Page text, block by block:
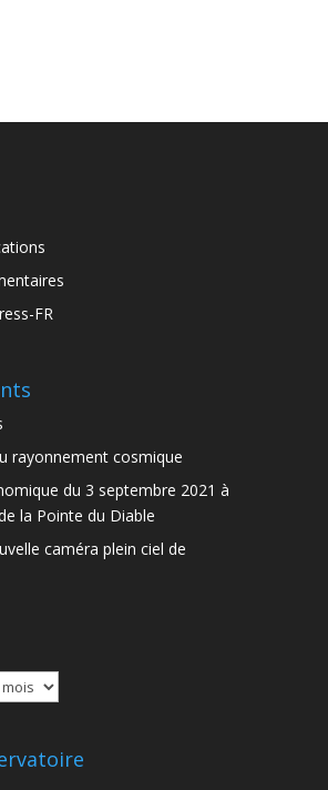
FR
rayonnement cosmique
du 3 septembre 2021 à
la Pointe du Diable
caméra plein ciel de